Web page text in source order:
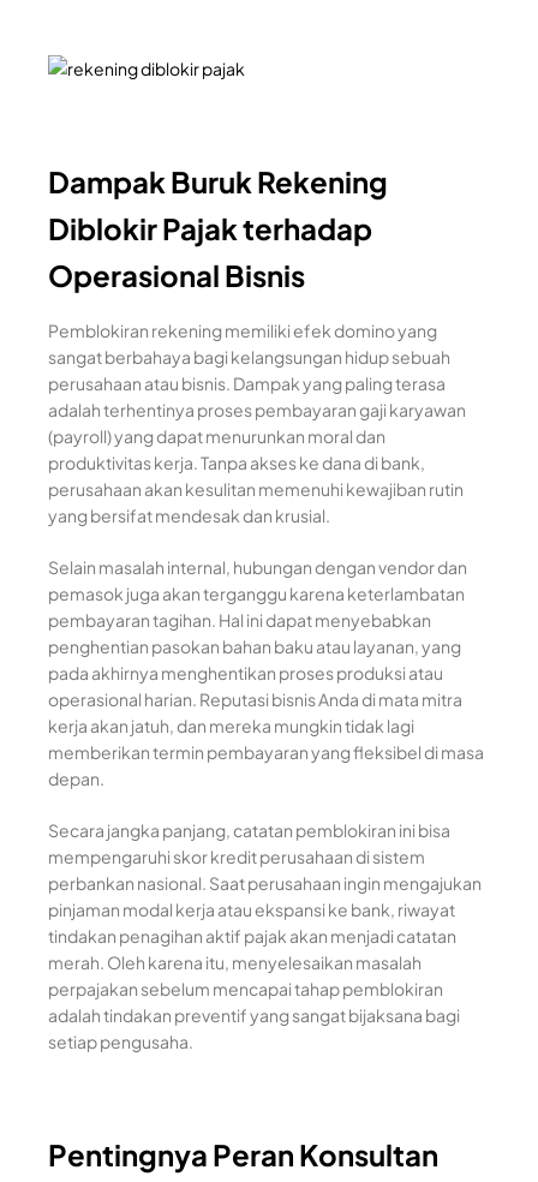
Dampak Buruk Rekening
Diblokir Pajak terhadap
Operasional Bisnis
Pemblokiran rekening memiliki efek domino yang
sangat berbahaya bagi kelangsungan hidup sebuah
perusahaan atau bisnis. Dampak yang paling terasa
adalah terhentinya proses pembayaran gaji karyawan
(payroll) yang dapat menurunkan moral dan
produktivitas kerja. Tanpa akses ke dana di bank,
perusahaan akan kesulitan memenuhi kewajiban rutin
yang bersifat mendesak dan krusial.
Selain masalah internal, hubungan dengan vendor dan
pemasok juga akan terganggu karena keterlambatan
pembayaran tagihan. Hal ini dapat menyebabkan
penghentian pasokan bahan baku atau layanan, yang
pada akhirnya menghentikan proses produksi atau
operasional harian. Reputasi bisnis Anda di mata mitra
kerja akan jatuh, dan mereka mungkin tidak lagi
memberikan termin pembayaran yang fleksibel di masa
depan.
Secara jangka panjang, catatan pemblokiran ini bisa
mempengaruhi skor kredit perusahaan di sistem
perbankan nasional. Saat perusahaan ingin mengajukan
pinjaman modal kerja atau ekspansi ke bank, riwayat
tindakan penagihan aktif pajak akan menjadi catatan
merah. Oleh karena itu, menyelesaikan masalah
perpajakan sebelum mencapai tahap pemblokiran
adalah tindakan preventif yang sangat bijaksana bagi
setiap pengusaha.
Pentingnya Peran Konsultan